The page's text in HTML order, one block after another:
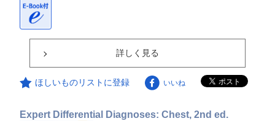
詳しく見る
ほしいものリストに登録 いいね
Expert Differential Diagnoses: Chest, 2nd ed.